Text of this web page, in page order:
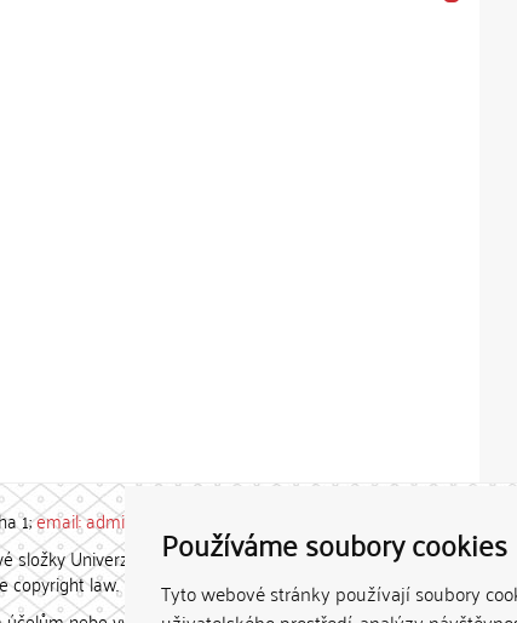
Používáme soubory cookies
Tyto webové stránky používají soubory
1;email: admin-repozitar [at] cuni.cz
složky Univerzity Karlovy. / Each constituent
copyright law.